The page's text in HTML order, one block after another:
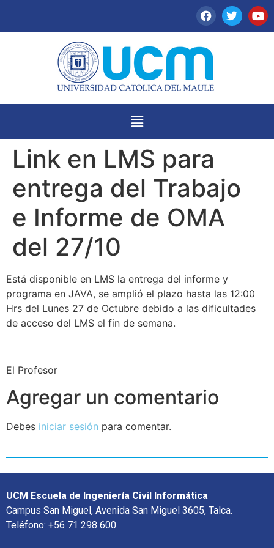
Link en LMS para
entrega del Trabajo
e Informe de OMA
del 27/10
Está disponible en LMS la entrega del informe y
programa en JAVA, se amplió el plazo hasta las 12:00
Hrs del Lunes 27 de Octubre debido a las dificultades
de acceso del LMS el fin de semana.
El Profesor
Agregar un comentario
Debes iniciar sesión para comentar.
UCM Escuela de Ingeniería Civil Informática
Campus San Miguel, Avenida San Miguel 3605, Talca.
Teléfono: +56 71 298 600